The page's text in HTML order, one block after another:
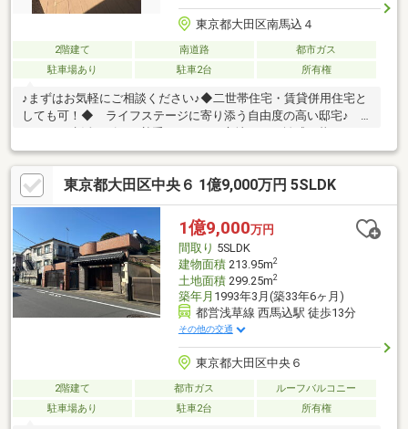
東京都大田区南馬込４
2階建て 南道路
都市ガス
駐車場あり
駐車2台 所有権
♪まずはお気軽にご相談ください♪◆二世帯住宅・賃貸併用住宅と
しても可！◆ ライフステージに寄り添う自由度の高い邸宅♪
住宅として最適です♪ 3LDK（１階）＋3SLDK（2階）、南道路に
接道し陽当り良好♪ 間口も14ｍと17ｍと広く、解放感あり♪◆外
観・内装リフォーム済み◆ 平成29年6月にこだわりのリフォー
ムを実施！メンテナンス費用をグッと抑えられて嬉しい♪ 水回り
の設備交換、全クロス・フローリング張替など♪◆生活利便性充
実◆ スーパーやドラックストア、コンビニが近く買い物が便利
♪ 複数路線利用可能♪
東京都大田区中央６ 1億9,000万円 5SLDK
1億9,000万円
間取り 5SLDK
建物面積213.95m2
土地面積299.25m2
築年月 1993年3月(築33年6ヶ月)
都営浅草線 西馬込駅 徒歩13分
その他の交通
東京都大田区中央６
2階建て 都市ガス
ルーフバルコニー
駐車場あり
駐車2台 所有権